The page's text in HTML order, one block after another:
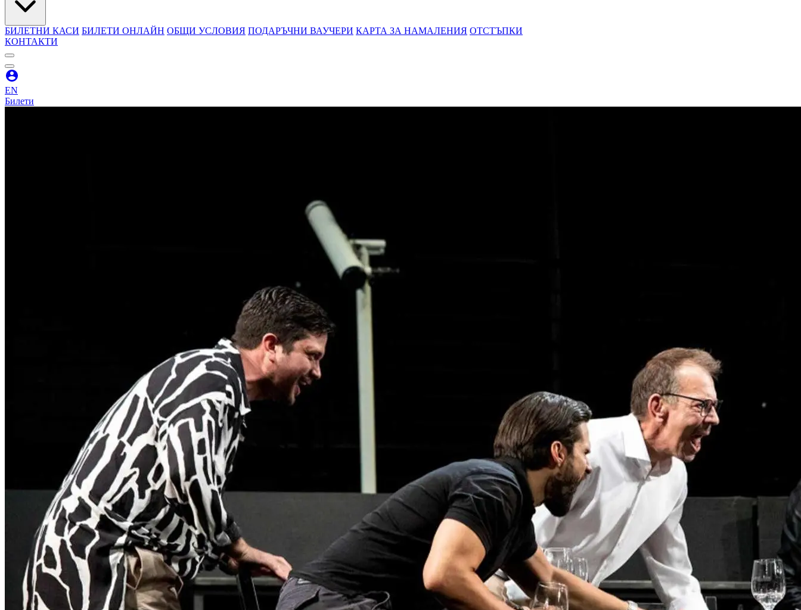
БИЛЕТНИ КАСИ БИЛЕТИ ОНЛАЙН ОБЩИ УСЛОВИЯ ПОДАРЪЧНИ ВАУЧЕРИ КАРТА ЗА НАМАЛЕНИЯ ОТСТЪПКИ
КОНТАКТИ
EN
Билети